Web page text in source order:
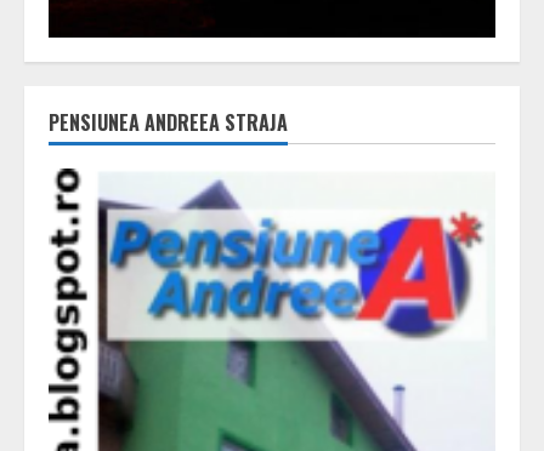
PENSIUNEA ANDREEA STRAJA